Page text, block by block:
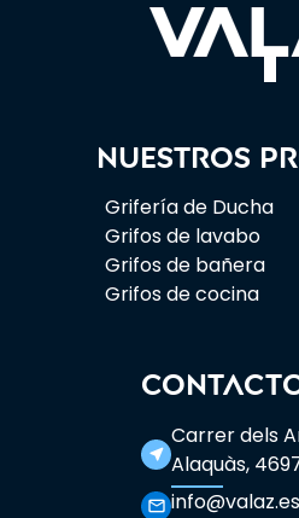
Nuestros
Grifería de Ducha
Grifos de lavabo
Grifos de bañera
Grifos de cocina
near_me
Carrer dels
Alaquàs,
mail_outline info@valaz.es